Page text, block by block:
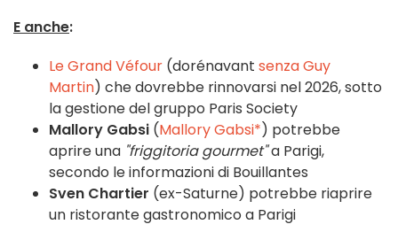
E anche:
Le Grand Véfour (dorénavant senza Guy
Martin) che dovrebbe rinnovarsi nel 2026, sotto
la gestione del gruppo Paris Society
Mallory Gabsi (Mallory Gabsi*) potrebbe
aprire una "friggitoria gourmet"a Parigi,
secondo le informazioni di Bouillantes
Sven Chartier (ex-Saturne) potrebbe riaprire
un ristorante gastronomico a Parigi